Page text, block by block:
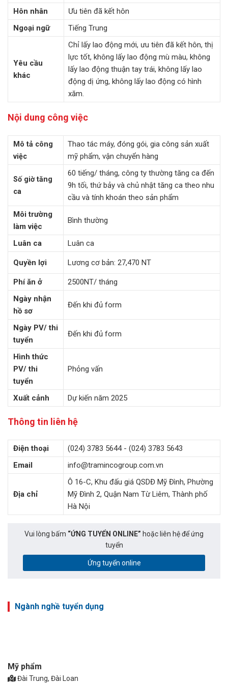
Hôn nhân
Ưu tiên đã kết hôn
Ngoại ngữ
Tiếng Trung
Yêu cầu
khác
Chỉ lấy lao động mới, ưu tiên đã kết hôn, thị
lực tốt, không lấy lao động mù màu, không
lấy lao động thuận tay trái, không lấy lao
động dị ứng, không lấy lao động có hình
xăm.
Nội dung công việc
Mô tả công
việc
Thao tác máy, đóng gói, gia công sản xuất
mỹ phẩm, vận chuyển hàng
Số giờ tăng
ca
60 tiếng/ tháng, công ty thường tăng ca đến
9h tối, thứ bảy và chủ nhật tăng ca theo nhu
cầu và tính khoán theo sản phẩm
Môi trường
làm việc
Bình thường
Luân ca Luân ca
Quyền lợi Lương cơ bản: 27,470 NT
Phí ăn ở
2500NT/ tháng
Ngày nhận
hồ sơ
Đến khi đủ form
Ngày PV/ thi
tuyển
Đến khi đủ form
Hình thức
PV/ thi
tuyển
Phỏng vấn
Xuất cảnh Dự kiến năm 2025
Thông tin liên hệ
Điện thoại
(024) 3783 5644 - (024) 3783 5643
Email
info@tramincogroup.com.vn
Địa chỉ
Ô 16-C, Khu đấu giá QSDĐ Mỹ Đình, Phường
Mỹ Đình 2, Quận Nam Từ Liêm, Thành phố
Hà Nội
Vui lòng bấm “ỨNG TUYỂN ONLINE” hoặc liên hệ để ứng
tuyển
Ứng tuyển online
Ngành nghề tuyển dụng
Mỹ phẩm
Đài Trung, Đài Loan